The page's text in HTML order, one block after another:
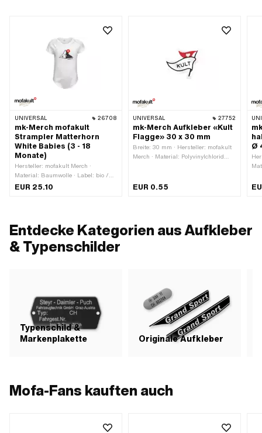
UNIVERSAL 26708
mk-Merch mofakult
Strampler Matterhorn
White Babies (3 - 18
Monate)
Hersteller: mofakult Merch ·
Material: Baumwolle · Label: bio /
öko · Geschlecht: Unisex · Farbe:
EUR 25.10
UNIVERSAL 27752
mk-Merch Aufkleber «Kult
Flagge» 30 x 30 mm
Breite: 30 mm · Hersteller: mofakult
Merch · Material: Polyvinylchlorid
Höhe: 30 mm · Transferfolie: Nein
EUR 0.55
Ø
Entdecke Kategorien aus Aufkleber
& Typenschilder
Typenschild &
Markenplakette
Originale Aufkleber
Mofa-Fans kauften auch